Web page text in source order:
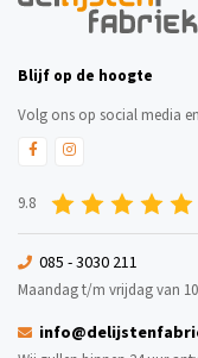
Blijf op de hoogte
Volg ons op social media
9.8
085 - 3030 211
Maandag t/m vrijdag van